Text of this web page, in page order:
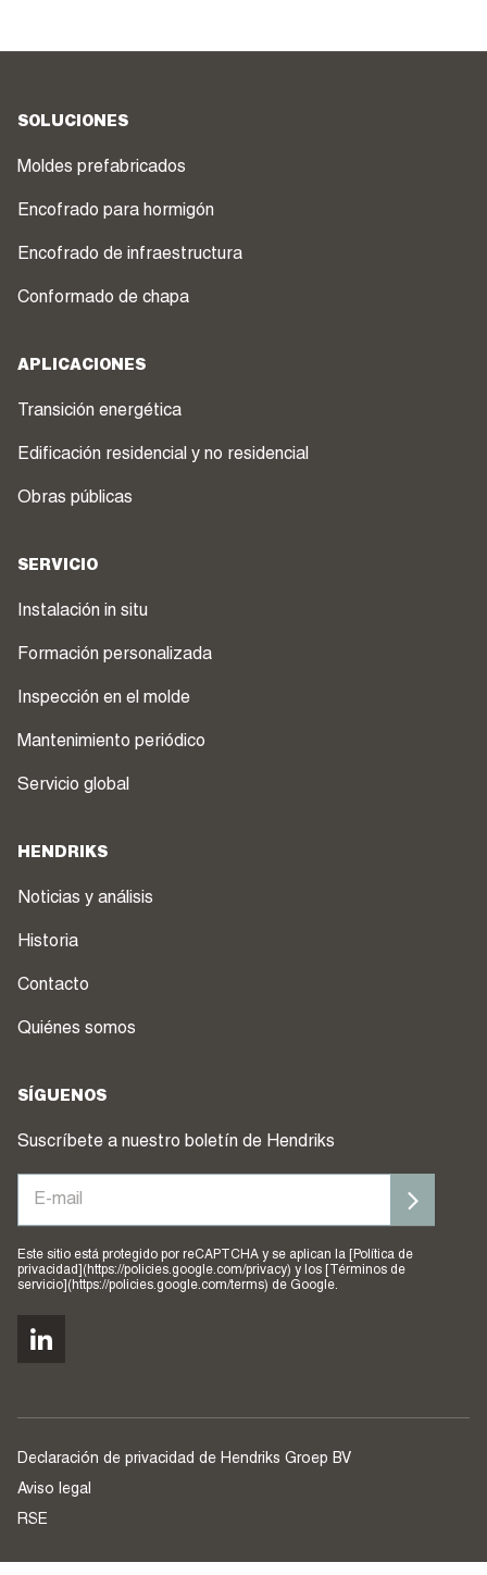
SOLUCIONES
Moldes prefabricados
Encofrado para hormigón
Encofrado de infraestructura
Conformado de chapa
APLICACIONES
Transición energética
Edificación residencial y no residencial
Obras públicas
SERVICIO
Instalación in situ
Formación personalizada
Inspección en el molde
Mantenimiento periódico
Servicio global
HENDRIKS
Noticias y análisis
Historia
Contacto
Quiénes somos
SÍGUENOS
Suscríbete a nuestro boletín de Hendriks
Este sitio está protegido por reCAPTCHA y se aplican la [Política de
privacidad](https://policies.google.com/privacy) y los [Términos de
servicio](https://policies.google.com/terms) de Google.
Declaración de privacidad de Hendriks Groep BV
Aviso legal
RSE